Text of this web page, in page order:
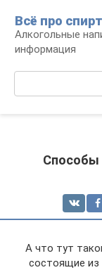
контенту
Всё про
Алкогольные
информация
Способы
А что тут
состоящие из